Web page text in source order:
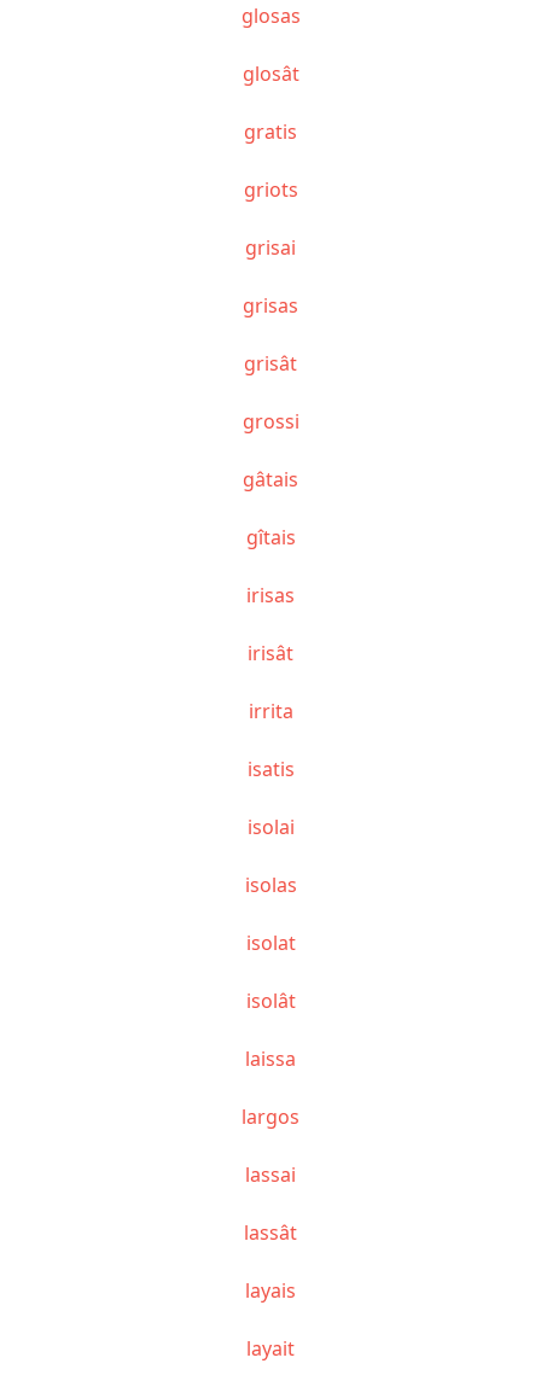
glosas
glosât
gratis
griots
grisai
grisas
grisât
grossi
gâtais
gîtais
irisas
irisât
irrita
isatis
isolai
isolas
isolat
isolât
laissa
largos
lassai
lassât
layais
layait